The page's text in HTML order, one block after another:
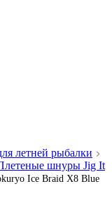
летней рыбалки
шнуры Jig It
Ice Braid X8 Blue